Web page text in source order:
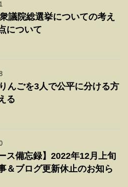
議院総選挙についての考え
について
んごを3人で公平に分ける方
る
ス備忘録】2022年12月上旬
＆ブログ更新休止のお知ら